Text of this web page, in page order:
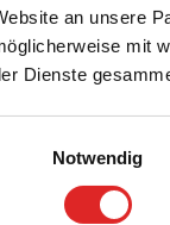
an unsere
mit
Dienste
Notwendig
one turn